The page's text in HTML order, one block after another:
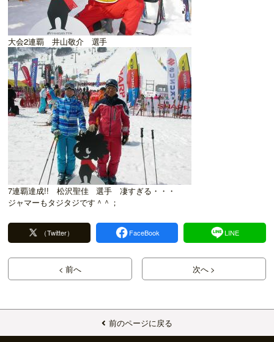
大会2連覇 井山敬介 選手
7連覇達成!! 松沢聖佳 選手 凄すぎる・・・
ジャマーもタジタジです＾＾；
（Twitter） FaceBook LINE
< 前へ 次へ >
前のページに戻る